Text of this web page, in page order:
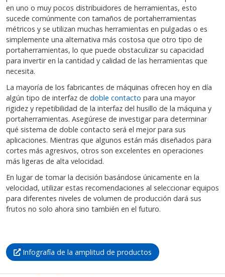
en uno o muy pocos distribuidores de herramientas, esto
sucede comúnmente con tamaños de portaherramientas
métricos y se utilizan muchas herramientas en pulgadas o es
simplemente una alternativa más costosa que otro tipo de
portaherramientas, lo que puede obstaculizar su capacidad
para invertir en la cantidad y calidad de las herramientas que
necesita.
La mayoría de los fabricantes de máquinas ofrecen hoy en día
algún tipo de interfaz de doble contacto para una mayor
rigidez y repetibilidad de la interfaz del husillo de la máquina y
portaherramientas. Asegúrese de investigar para determinar
qué sistema de doble contacto será el mejor para sus
aplicaciones. Mientras que algunos están más diseñados para
cortes más agresivos, otros son excelentes en operaciones
más ligeras de alta velocidad.
En lugar de tomar la decisión basándose únicamente en la
velocidad, utilizar estas recomendaciones al seleccionar equipos
para diferentes niveles de volumen de producción dará sus
frutos no solo ahora sino también en el futuro.
Infografía de la amplitud de productos